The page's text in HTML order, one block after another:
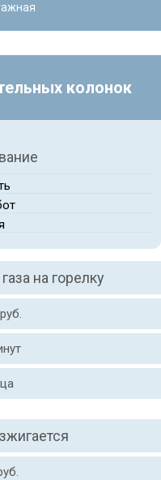
колонок
на горелку